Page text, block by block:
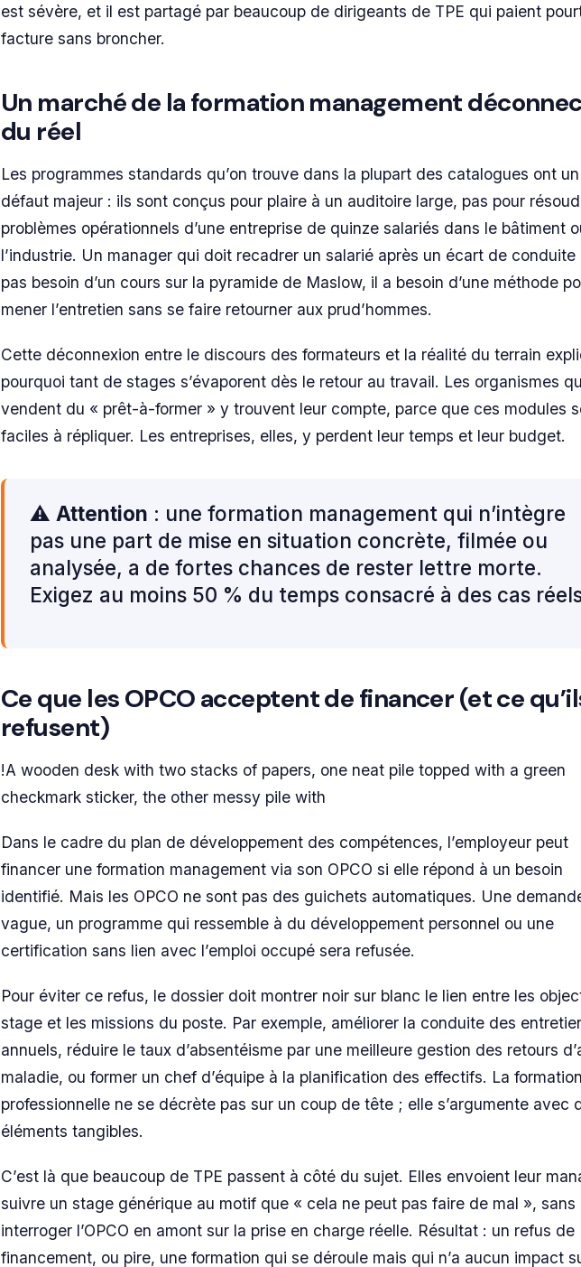
est sévère, et il est partagé par beaucoup de dirigeants de TPE qui paient
facture sans broncher.
Un marché de la formation management
du réel
Les programmes standards qu’on trouve dans la plupart des catalogues ont un
défaut majeur : ils sont conçus pour plaire à un auditoire large, pas pour
problèmes opérationnels d’une entreprise de quinze salariés dans le bâtiment
l’industrie. Un manager qui doit recadrer un salarié après un écart de conduite
pas besoin d’un cours sur la pyramide de Maslow, il a besoin d’une méthode
mener l’entretien sans se faire retourner aux prud’hommes.
Cette déconnexion entre le discours des formateurs et la réalité du terrain
pourquoi tant de stages s’évaporent dès le retour au travail. Les organismes
vendent du « prêt-à-former » y trouvent leur compte, parce que ces modules
faciles à répliquer. Les entreprises, elles, y perdent leur temps et leur budget.
⚠️ Attention : une formation management qui n’intègre
pas une part de mise en situation concrète, filmée ou
analysée, a de fortes chances de rester lettre morte.
Exigez au moins 50 % du temps consacré à des cas
Ce que les OPCO acceptent de financer (et ce
refusent)
!A wooden desk with two stacks of papers, one neat pile topped with a green
checkmark sticker, the other messy pile with
Dans le cadre du plan de développement des compétences, l’employeur peut
financer une formation management via son OPCO si elle répond à un besoin
identifié. Mais les OPCO ne sont pas des guichets automatiques. Une
vague, un programme qui ressemble à du développement personnel ou une
certification sans lien avec l’emploi occupé sera refusée.
Pour éviter ce refus, le dossier doit montrer noir sur blanc le lien entre les
stage et les missions du poste. Par exemple, améliorer la conduite des
annuels, réduire le taux d’absentéisme par une meilleure gestion des retours
maladie, ou former un chef d’équipe à la planification des effectifs. La formation
professionnelle ne se décrète pas sur un coup de tête ; elle s’argumente avec
éléments tangibles.
C’est là que beaucoup de TPE passent à côté du sujet. Elles envoient leur
suivre un stage générique au motif que « cela ne peut pas faire de mal », sans
interroger l’OPCO en amont sur la prise en charge réelle. Résultat : un refus de
financement, ou pire, une formation qui se déroule mais qui n’a aucun impact